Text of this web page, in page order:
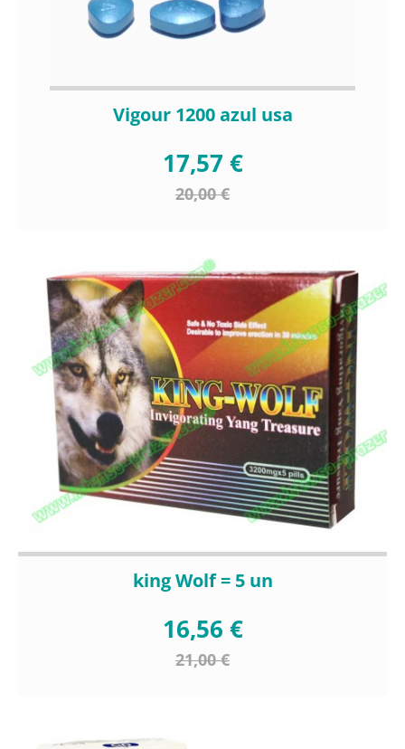
Vigour 1200 azul usa
17,57 €
20,00 €
king Wolf = 5 un
16,56 €
21,00 €